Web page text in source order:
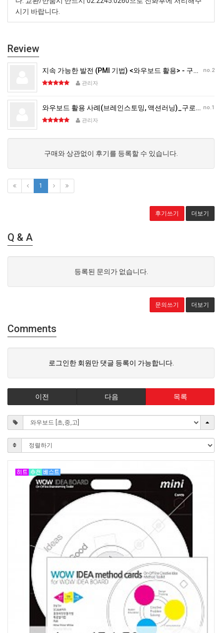
시기 바랍니다.
Review
no.2
지속 가능한 발전 (PMI 기법) <와우보드 활용> - 구로초 신건철 선생님
관리자
no.1
와우보드 활용 사례(브레인스토밍, 액션러닝)_구로초 신건철 선생님
관리자
구매와 상관없이 후기를 등록할 수 있습니다.
1
후기쓰기 더보기
Q & A
등록된 문의가 없습니다.
문의쓰기 더보기
Comments
로그인한 회원만 댓글 등록이 가능합니다.
이전 다음 목록